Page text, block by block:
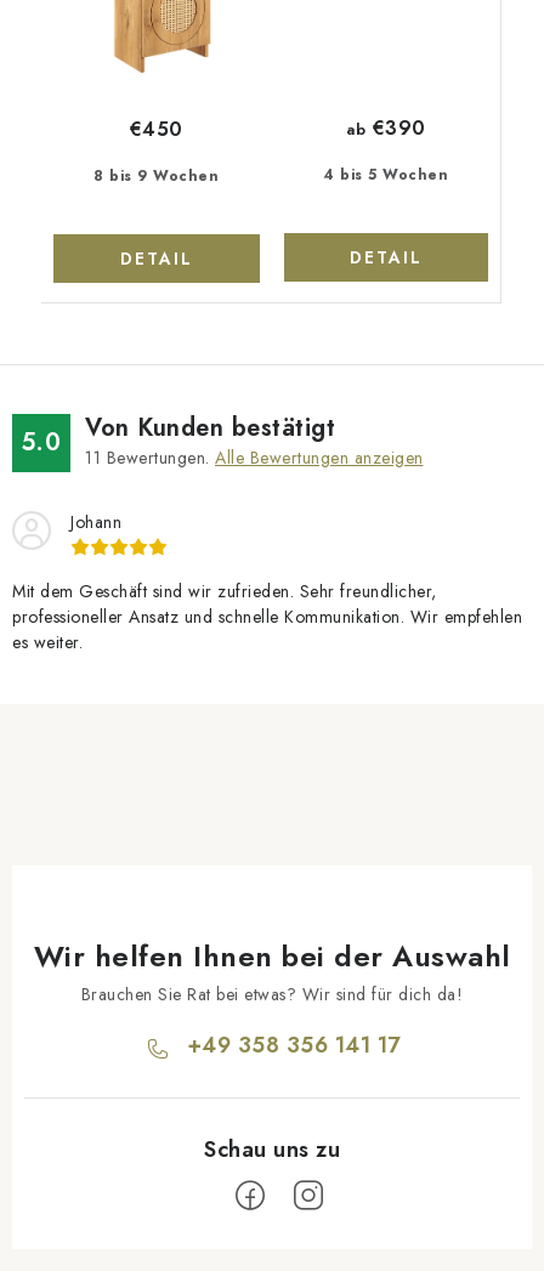
8 bis 9 Wochen
€450
DETAIL
4 bis 5 Wochen
ab €390
DETAIL
5.0 Von Kunden bestätigt
11 Bewertungen. Alle Bewertungen anzeigen
Johann
Mit dem Geschäft sind wir zufrieden. Sehr freundlicher,
professioneller Ansatz und schnelle Kommunikation. Wir empfehlen
es weiter.
Wir helfen Ihnen bei der Auswahl
Brauchen Sie Rat bei etwas? Wir sind für dich da!
+49 358 356 141 17